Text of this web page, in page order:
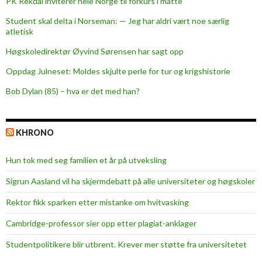
s
Student skal delta i Norseman: — Jeg har aldri vært noe særlig
atletisk
Høgskoledirektør Øyvind Sørensen har sagt opp
Oppdag Julneset: Moldes skjulte perle for tur og krigshistorie
Bob Dylan (85) – hva er det med han?
KHRONO
Hun tok med seg familien et år på utveksling
Sigrun Aasland vil ha skjerm­debatt på alle universiteter og høgskoler
Rektor fikk sparken etter mistanke om hvitvasking
Cambridge-professor sier opp etter plagiat-anklager
Studentpolitikere blir utbrent. Krever mer støtte fra universitetet